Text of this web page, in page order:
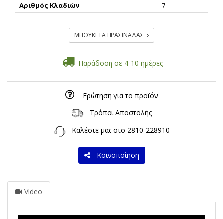
Αριθμός Κλαδιών
7
ΜΠΟΥΚΕΤΑ ΠΡΑΣΙΝΑΔΑΣ
Παράδοση σε 4-10 ημέρες
Ερώτηση για το προϊόν
Τρόποι Αποστολής
Καλέστε μας στο 2810-228910
Κοινοποίηση
Video